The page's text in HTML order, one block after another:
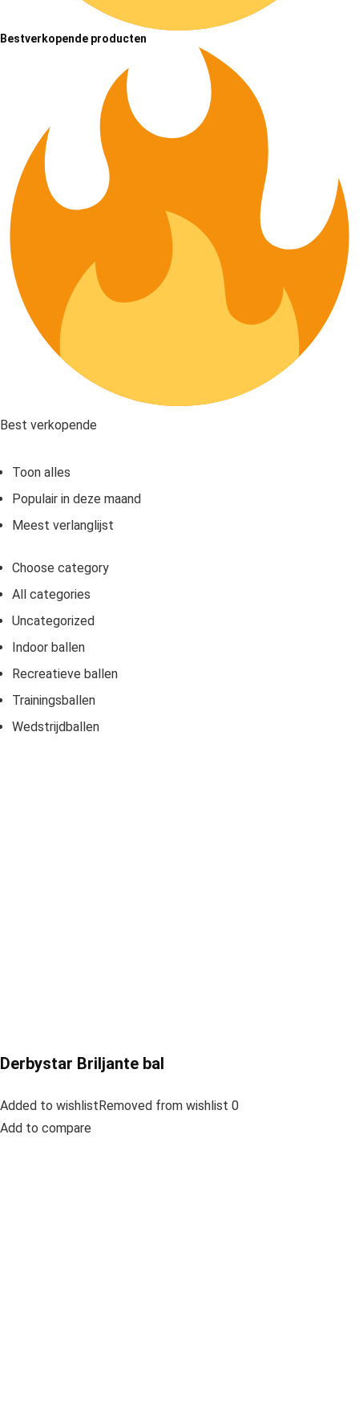
Bestverkopende producten
Best verkopende
Toon alles
Populair in deze maand
Meest verlanglijst
Choose category
All categories
Uncategorized
Indoor ballen
Recreatieve ballen
Trainingsballen
Wedstrijdballen
Derbystar Briljante bal
Added to wishlistRemoved from wishlist 0
Add to compare